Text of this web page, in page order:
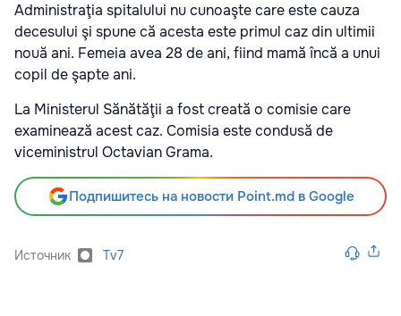
Administraţia spitalului nu cunoaşte care este cauza
decesului şi spune că acesta este primul caz din ultimii
nouă ani. Femeia avea 28 de ani, fiind mamă încă a unui
copil de şapte ani.
La Ministerul Sănătăţii a fost creată o comisie care
examinează acest caz. Comisia este condusă de
viceministrul Octavian Grama.
Подпишитесь на новости Point.md в Google
Источник Tv7